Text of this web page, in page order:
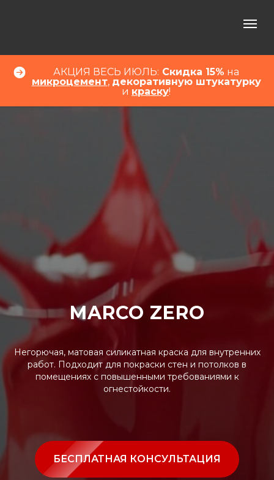
АКЦИЯ ВЕСЬ ИЮЛЬ: Скидка 15% на
микроцемент, декоративную штукатурку
и краску!
MARCO ZERO
Негорючая, матовая силикатная краска для внутренних
работ. Подходит для покраски стен и потолков в
помещениях с повышенными требованиями к
огнестойкости.
БЕСПЛАТНАЯ КОНСУЛЬТАЦИЯ